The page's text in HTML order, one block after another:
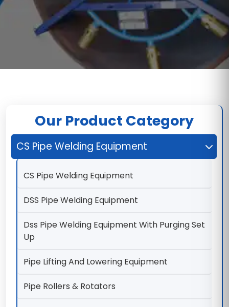
Our Product Category
CS Pipe Welding Equipment
CS Pipe Welding Equipment
DSS Pipe Welding Equipment
Dss Pipe Welding Equipment With Purging Set
Up
Pipe Lifting And Lowering Equipment
Pipe Rollers & Rotators